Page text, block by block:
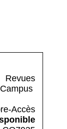
Revues
Accès